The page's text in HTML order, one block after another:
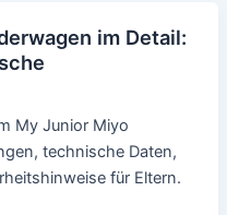
im Detail:
My Junior Miyo
technische Daten,
für Eltern.